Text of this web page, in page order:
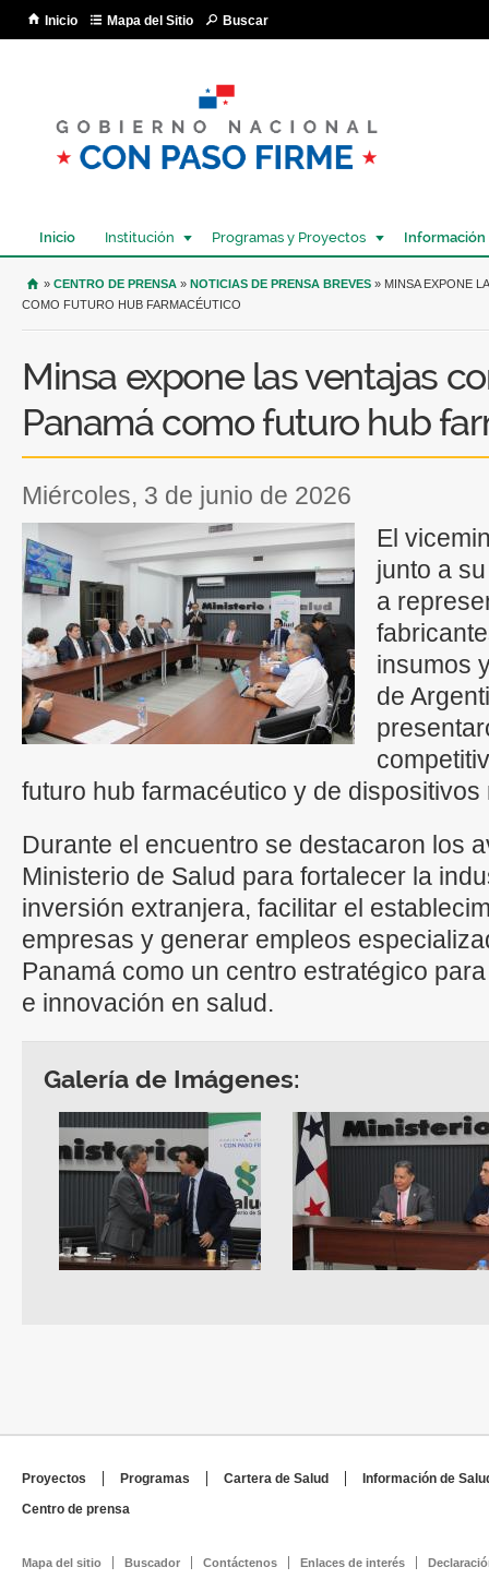
Inicio Mapa del Sitio Buscar
Inicio Institución Programas y Proyectos Información
USTED SE ENCUENTRA AQUÍ
» CENTRO DE PRENSA » NOTICIAS DE PRENSA BREVES » MINSA EXPONE
COMO FUTURO HUB FARMACÉUTICO
Minsa expone las ventajas
Panamá como futuro hub
miércoles, 3 de junio de 2026
El
junto a
a
insumos
de
futuro hub farmacéutico y de
Durante el encuentro se destacaron los
Ministerio de Salud para fortalecer la
inversión extranjera, facilitar el
empresas y generar empleos
Panamá como un centro estratégico
e innovación en salud.
Galería de Imágenes:
Proyectos Programas Cartera de Salud
Información de
Centro de prensa
Mapa del sitio Buscador Contáctenos Enlaces de interés